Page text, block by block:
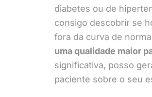
diabetes ou de
consigo descobrir se
fora da curva de
uma qualidade maior
significativa, posso
paciente sobre o seu